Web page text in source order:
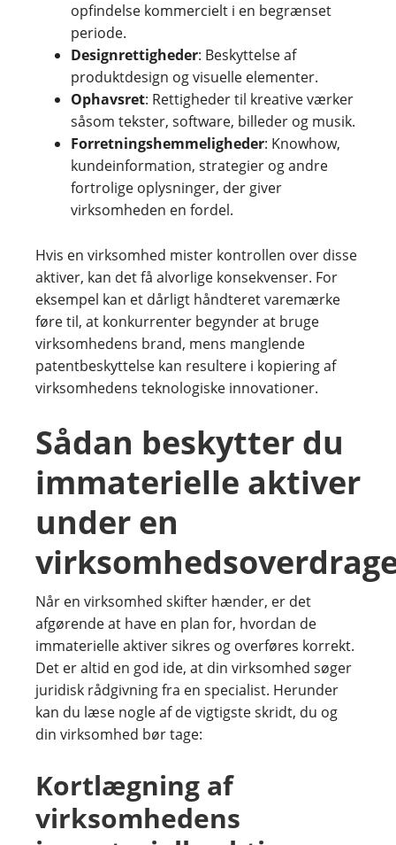
opfindelse kommercielt i en begrænset
periode.
Designrettigheder: Beskyttelse af
produktdesign og visuelle elementer.
Ophavsret: Rettigheder til kreative værker
såsom tekster, software, billeder og musik.
Forretningshemmeligheder: Knowhow,
kundeinformation, strategier og andre
fortrolige oplysninger, der giver
virksomheden en fordel.
Hvis en virksomhed mister kontrollen over disse
aktiver, kan det få alvorlige konsekvenser. For
eksempel kan et dårligt håndteret varemærke
føre til, at konkurrenter begynder at bruge
virksomhedens brand, mens manglende
patentbeskyttelse kan resultere i kopiering af
virksomhedens teknologiske innovationer.
Sådan beskytter du
immaterielle aktiver
under en
Når en virksomhed skifter hænder, er det
afgørende at have en plan for, hvordan de
immaterielle aktiver sikres og overføres korrekt.
Det er altid en god ide, at din virksomhed søger
juridisk rådgivning fra en specialist. Herunder
kan du læse nogle af de vigtigste skridt, du og
din virksomhed bør tage:
Kortlægning af
virksomhedens